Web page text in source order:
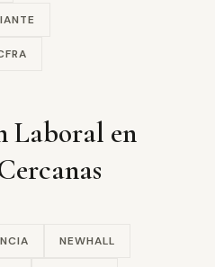
Laboral en
NEWHALL